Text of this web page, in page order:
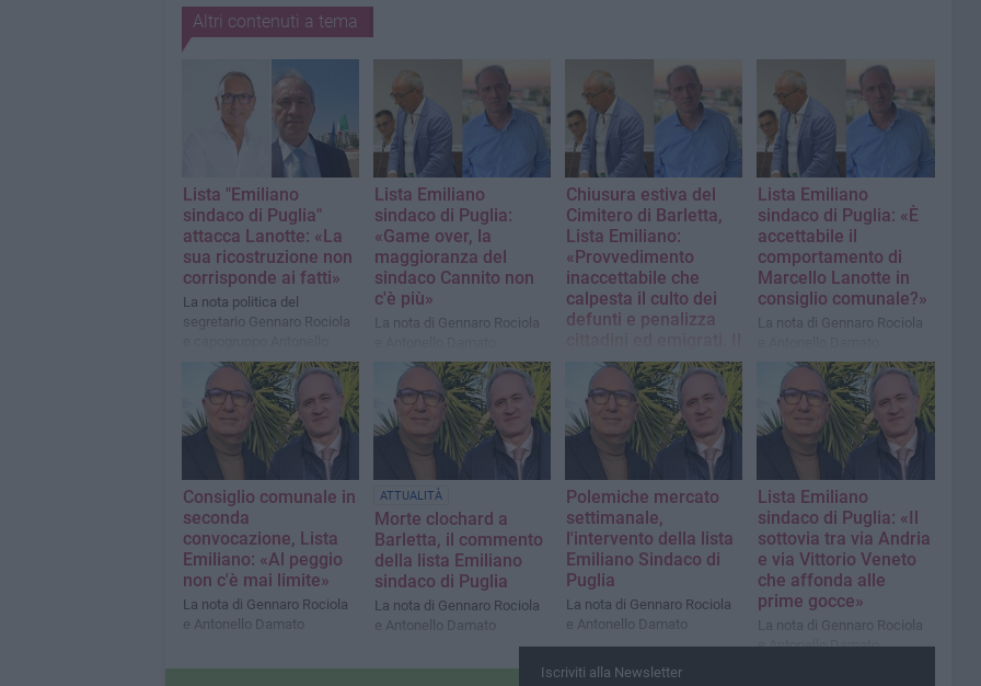
Altri contenuti a tema
Lista "Emiliano
sindaco di Puglia"
attacca Lanotte: «La
sua ricostruzione non
corrisponde ai fatti»
La nota politica del
segretario Gennaro Rociola
Damato
Lista Emiliano
sindaco di Puglia:
«Game over, la
maggioranza del
sindaco Cannito non
c'è più»
La nota di Gennaro Rociola
Chiusura estiva del
Cimitero di Barletta,
Lista Emiliano:
«Provvedimento
inaccettabile che
calpesta il culto dei
defunti e penalizza
sindaco revochi
l'ordinanza»
La nota di Gennaro Rociola
e Antonello Damato
Lista Emiliano
sindaco di Puglia: «È
accettabile il
comportamento di
Marcello Lanotte in
consiglio comunale?»
La nota di Gennaro Rociola
Consiglio comunale in
seconda
convocazione, Lista
Emiliano: «Al peggio
non c'è mai limite»
La nota di Gennaro Rociola
e Antonello Damato
ATTUALITÀ
Morte clochard a
Barletta, il commento
della lista Emiliano
sindaco di Puglia
La nota di Gennaro Rociola
e Antonello Damato
Polemiche mercato
settimanale,
l'intervento della lista
Emiliano Sindaco di
Puglia
La nota di Gennaro Rociola
e Antonello Damato
Lista Emiliano
sindaco di Puglia: «Il
sottovia tra via Andria
e via Vittorio Veneto
che affonda alle
prime gocce»
La nota di Gennaro Rociola
e Antonello Damato
Iscriviti alla Newsletter